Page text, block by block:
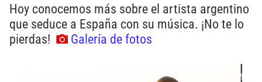
Hoy conocemos más sobre el artista argentino
que seduce a España con su música. ¡No te lo
pierdas!
Galería de fotos